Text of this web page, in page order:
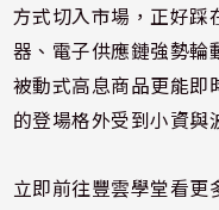
方式切入市場，正好踩
器、電子供應鏈強勢輪
被動式高息商品更能即
的登場格外受到小資與
立即前往豐雲學堂看更